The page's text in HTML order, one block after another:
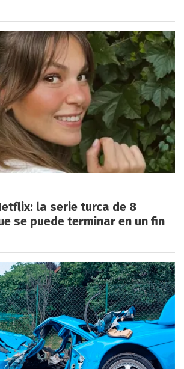
la serie turca de 8
se puede terminar en un fin